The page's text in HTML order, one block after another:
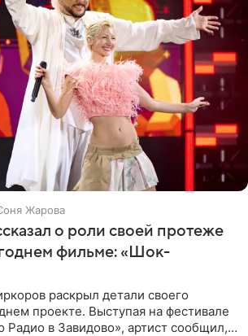
Жарова
о роли своей протеже
фильме: «Шок-
раскрыл детали своего
проекте. Выступая на фестивале
Радио в Завидово», артист сообщил,